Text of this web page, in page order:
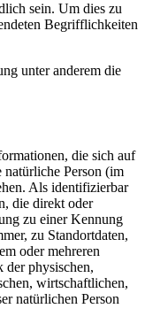
sein. Um dies zu
Begrifflichkeiten
unter anderem die
die sich auf
Person (im
Als identifizierbar
die direkt oder
zu einer Kennung
zu Standortdaten,
oder mehreren
der physischen,
wirtschaftlichen,
natürlichen Person